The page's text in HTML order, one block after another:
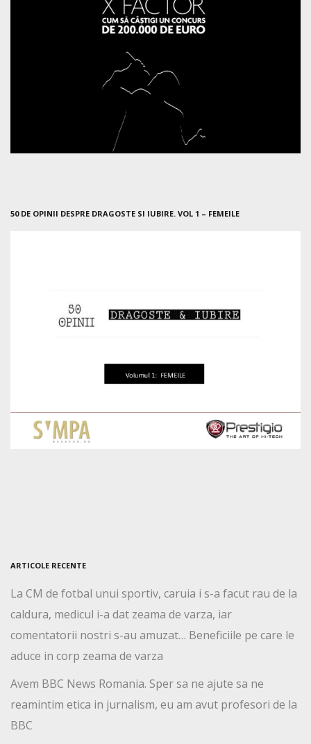
50 DE OPINII DESPRE DRAGOSTE SI IUBIRE. VOL 1 – FEMEILE
ARTICOLE RECENTE
La CM de fotbal unui sportiv, caruia i s-a facut rau de la
caldura, medicul i-a dat zeama de varza, iar
comentatorii nostri s-au amuzat… Beneficiile pe care le
aduce in corp zeama de varza
Avem BBC News Romania. Sper sa ne ajute sa ne
reamintim etica in jurnalism, eu am avut profesori de la
BBC